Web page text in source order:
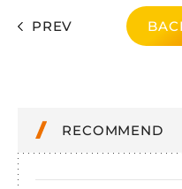
PREV
RECOMMEND